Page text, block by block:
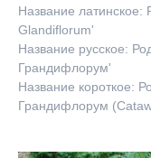
Название
Glandiflorum'
Название русское:
Грандифлорум'
Название короткое:
Грандифлорум